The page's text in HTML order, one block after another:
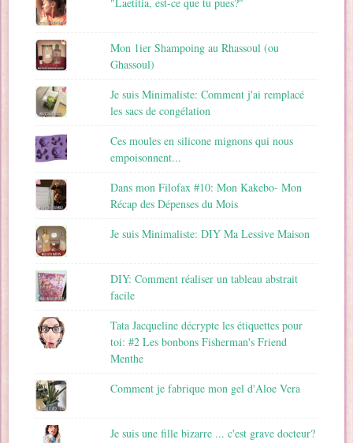
l
"Laetitia, est-ce que tu pues?"
Mon 1ier Shampoing au Rhassoul (ou
Ghassoul)
Je suis Minimaliste: Comment j'ai remplacé
les sacs de congélation
Ces moules en silicone mignons qui nous
empoisonnent...
Dans mon Filofax #10: Mon Kakebo- Mon
Récap des Dépenses du Mois
Je suis Minimaliste: DIY Ma Lessive Maison
DIY: Comment réaliser un tableau abstrait
facile
Tata Jacqueline décrypte les étiquettes pour
toi: #2 Les bonbons Fisherman's Friend
Menthe
Comment je fabrique mon gel d'Aloe Vera
Je suis une fille bizarre ... c'est grave docteur?